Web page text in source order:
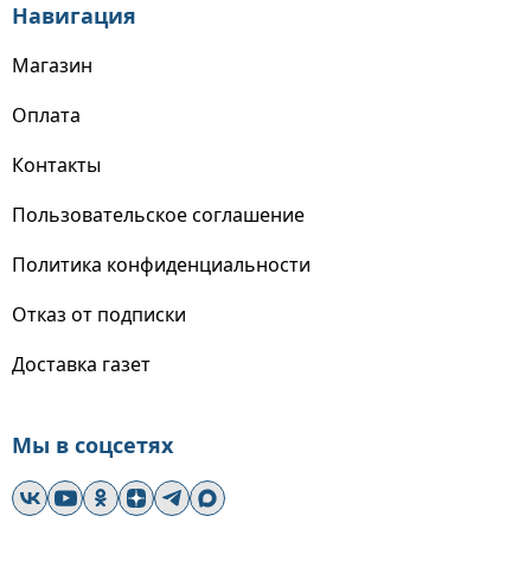
Навигация
Магазин
Оплата
Контакты
Пользовательское соглашение
Политика конфиденциальности
Отказ от подписки
Доставка газет
Мы в соцсетях